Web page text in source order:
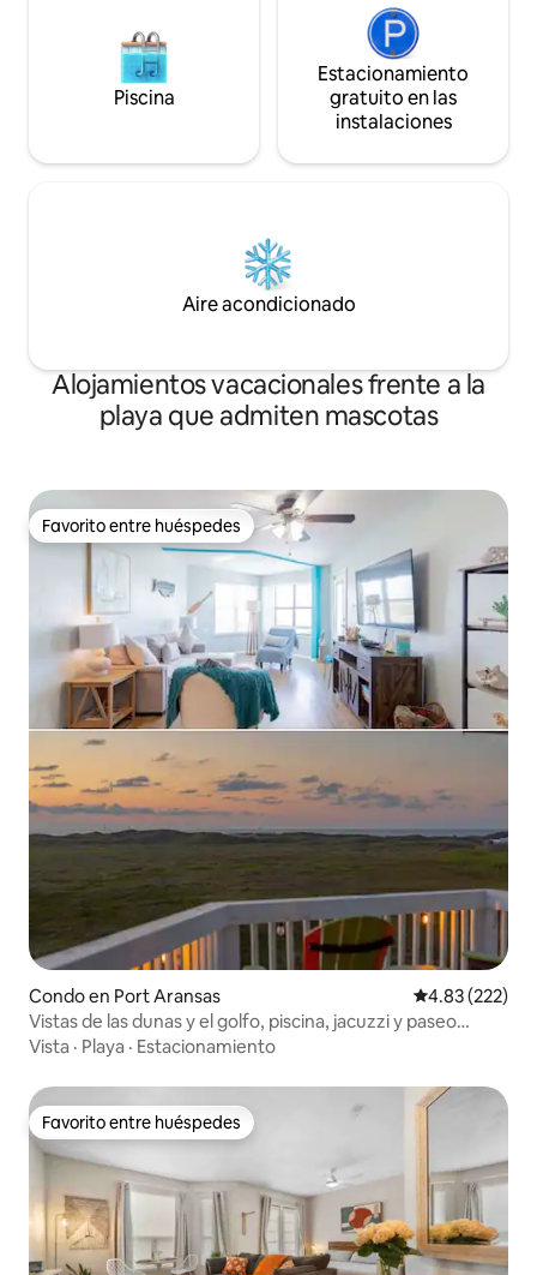
Piscina
Estacionamiento
gratuito en las
instalaciones
Aire acondicionado
Alojamientos vacacionales frente a la
playa que admiten mascotas
Favorito entre huéspedes
Favorito entre huéspedes
Condo en Port Aransas Calificación
4.83 (222)
Vistas de las dunas y el golfo, piscina, jacuzzi y paseo
marítimo
Vista · Playa · Estacionamiento
Favorito entre huéspedes
Favorito entre huéspedes